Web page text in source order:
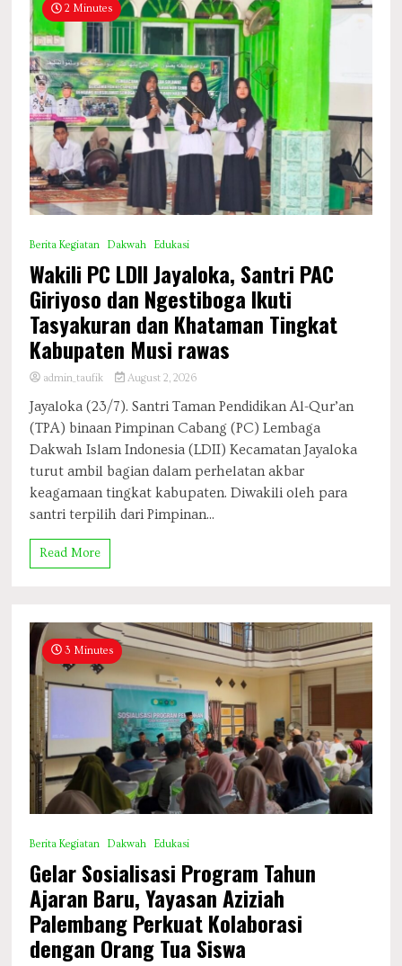
2 Minutes
Berita Kegiatan Dakwah Edukasi
Wakili PC LDII Jayaloka, Santri PAC
Giriyoso dan Ngestiboga Ikuti
Tasyakuran dan Khataman Tingkat
Kabupaten Musi rawas
admin_taufik August 2, 2026
Jayaloka (23/7). Santri Taman Pendidikan Al-Qur’an
(TPA) binaan Pimpinan Cabang (PC) Lembaga
Dakwah Islam Indonesia (LDII) Kecamatan Jayaloka
turut ambil bagian dalam perhelatan akbar
keagamaan tingkat kabupaten. Diwakili oleh para
santri terpilih dari Pimpinan...
Read More
3 Minutes
Berita Kegiatan Dakwah Edukasi
Gelar Sosialisasi Program Tahun
Ajaran Baru, Yayasan Aziziah
Palembang Perkuat Kolaborasi
dengan Orang Tua Siswa